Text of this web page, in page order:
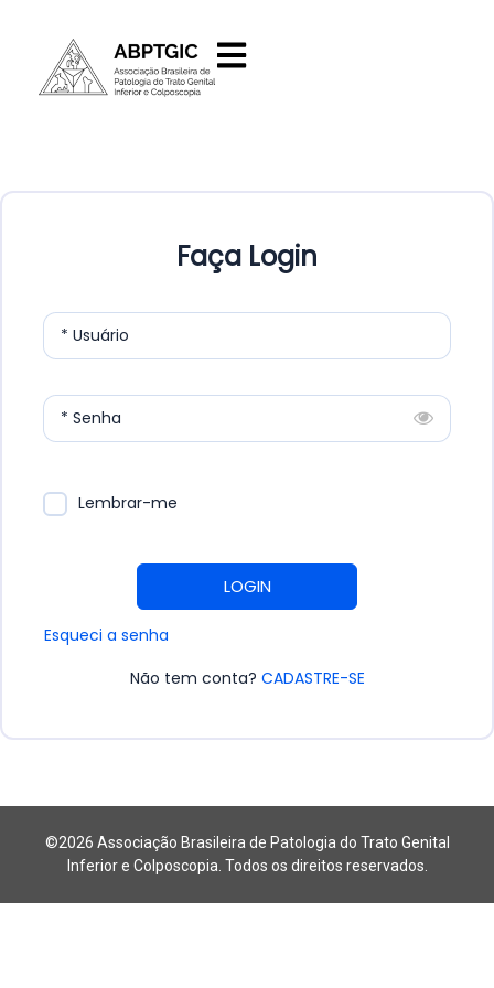
Faça Login
* Usuário
* Senha
Lembrar-me
LOGIN
Esqueci a senha
Não tem conta? CADASTRE-SE
©2026 Associação Brasileira de Patologia do Trato Genital
Inferior e Colposcopia. Todos os direitos reservados.